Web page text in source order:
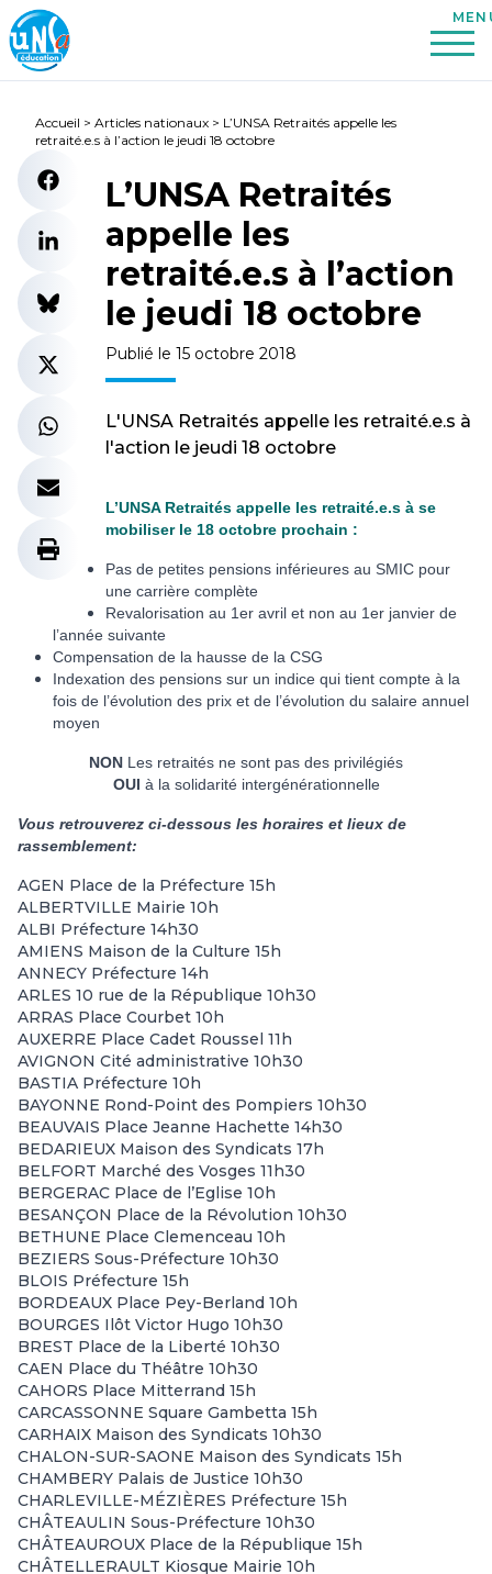
Accueil > Articles nationaux > L’UNSA Retraités appelle les
retraité.e.s à l’action le jeudi 18 octobre
L’UNSA Retraités
appelle les
retraité.e.s à l’action
le jeudi 18 octobre
Publié le 15 octobre 2018
L'UNSA Retraités appelle les retraité.e.s à
l'action le jeudi 18 octobre
L’UNSA Retraités appelle les retraité.e.s à se
mobiliser le 18 octobre prochain :
Pas de petites pensions inférieures au SMIC pour
une carrière complète
Revalorisation au 1er avril et non au 1er janvier de
l’année suivante
Compensation de la hausse de la CSG
Indexation des pensions sur un indice qui tient compte à la
fois de l’évolution des prix et de l’évolution du salaire annuel
moyen
NON Les retraités ne sont pas des privilégiés
OUI à la solidarité intergénérationnelle
Vous retrouverez ci-dessous les horaires et lieux de
rassemblement:
AGEN Place de la Préfecture 15h
ALBERTVILLE Mairie 10h
ALBI Préfecture 14h30
AMIENS Maison de la Culture 15h
ANNECY Préfecture 14h
ARLES 10 rue de la République 10h30
ARRAS Place Courbet 10h
AUXERRE Place Cadet Roussel 11h
AVIGNON Cité administrative 10h30
BASTIA Préfecture 10h
BAYONNE Rond-Point des Pompiers 10h30
BEAUVAIS Place Jeanne Hachette 14h30
BEDARIEUX Maison des Syndicats 17h
BELFORT Marché des Vosges 11h30
BERGERAC Place de l’Eglise 10h
BESANÇON Place de la Révolution 10h30
BETHUNE Place Clemenceau 10h
BEZIERS Sous-Préfecture 10h30
BLOIS Préfecture 15h
BORDEAUX Place Pey-Berland 10h
BOURGES Ilôt Victor Hugo 10h30
BREST Place de la Liberté 10h30
CAEN Place du Théâtre 10h30
CAHORS Place Mitterrand 15h
CARCASSONNE Square Gambetta 15h
CARHAIX Maison des Syndicats 10h30
CHALON-SUR-SAONE Maison des Syndicats 15h
CHAMBERY Palais de Justice 10h30
CHARLEVILLE-MÉZIÈRES Préfecture 15h
CHÂTEAULIN Sous-Préfecture 10h30
CHÂTEAUROUX Place de la République 15h
CHÂTELLERAULT Kiosque Mairie 10h